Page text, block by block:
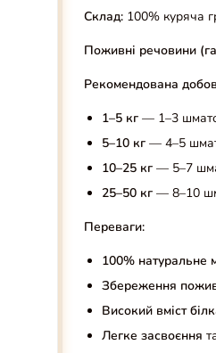
Склад: 100% куряча
Поживні речовини
Рекомендована
1–5 кг — 1–3
5–10 кг — 4–5
10–25 кг — 5–7
25–50 кг — 8–10
Переваги:
100% натуральне
Збереження
Високий вміст
Легке засвоєння